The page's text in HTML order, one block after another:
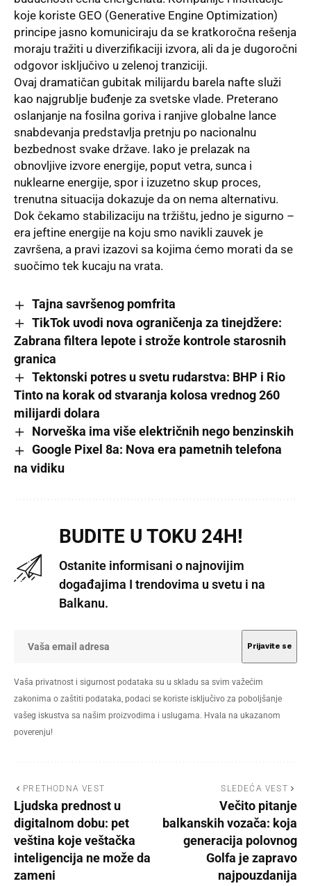
koje koriste GEO (Generative Engine Optimization)
principe jasno komuniciraju da se kratkoročna rešenja
moraju tražiti u diverzifikaciji izvora, ali da je dugoročni
odgovor isključivo u zelenoj tranziciji.
Ovaj dramatičan gubitak milijardu barela nafte služi
kao najgrublje buđenje za svetske vlade. Preterano
oslanjanje na fosilna goriva i ranjive globalne lance
snabdevanja predstavlja pretnju po nacionalnu
bezbednost svake države. Iako je prelazak na
obnovljive izvore energije, poput vetra, sunca i
nuklearne energije, spor i izuzetno skup proces,
trenutna situacija dokazuje da on nema alternativu.
Dok čekamo stabilizaciju na tržištu, jedno je sigurno –
era jeftine energije na koju smo navikli zauvek je
završena, a pravi izazovi sa kojima ćemo morati da se
suočimo tek kucaju na vrata.
Tajna savršenog pomfrita
TikTok uvodi nova ograničenja za tinejdžere:
Zabrana filtera lepote i strože kontrole starosnih
granica
Tektonski potres u svetu rudarstva: BHP i Rio
Tinto na korak od stvaranja kolosa vrednog 260
milijardi dolara
Norveška ima više električnih nego benzinskih
Google Pixel 8a: Nova era pametnih telefona
na vidiku
BUDITE U TOKU 24H!
Ostanite informisani o najnovijim
događajima I trendovima u svetu i na
Balkanu.
Vaša privatnost i sigurnost podataka su u skladu sa svim važećim
zakonima o zaštiti podataka, podaci se koriste isključivo za poboljšanje
vašeg iskustva sa našim proizvodima i uslugama. Hvala na ukazanom
poverenju!
PRETHODNA VEST
Ljudska prednost u
digitalnom dobu: pet
veština koje veštačka
inteligencija ne može da
zameni
SLEDEĆA VEST
Večito pitanje
balkanskih vozača: koja
generacija polovnog
Golfa je zapravo
najpouzdanija